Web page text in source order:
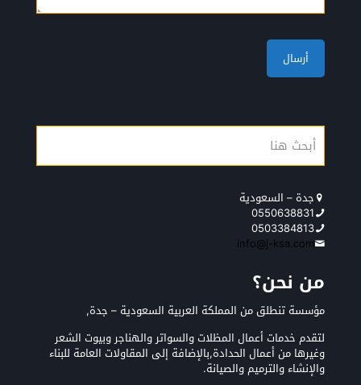
جدة – السعودية
0550638831
0503384813
info@j-ksa.com
من نحن؟
مؤسسة تنطلق من المملكة العربية السعودية – جدة,
لتقدم خدمات أعمال المظلات والسواتر والهناجر وبيوت الشعر
وغيرها من أعمال الحدادة,بالإضافة إلى المقاولات العامة للبناء
والإنشاء والترميم والصيانة.